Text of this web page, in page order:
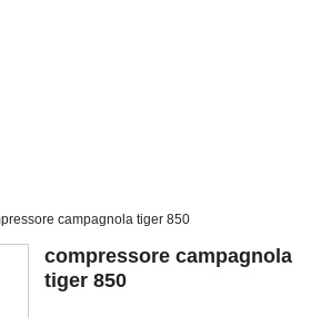
campagnola tiger 850
compressore campagnola
tiger 850